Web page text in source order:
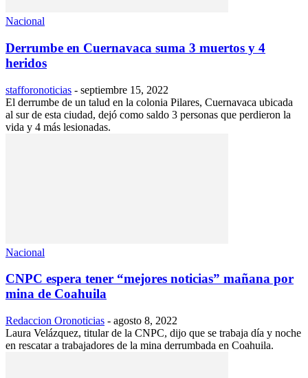
Nacional
Derrumbe en Cuernavaca suma 3 muertos y 4
heridos
stafforonoticias - septiembre 15, 2022
El derrumbe de un talud en la colonia Pilares, Cuernavaca ubicada
al sur de esta ciudad, dejó como saldo 3 personas que perdieron la
vida y 4 más lesionadas.
Nacional
CNPC espera tener “mejores noticias” mañana por
mina de Coahuila
Redaccion Oronoticias - agosto 8, 2022
Laura Velázquez, titular de la CNPC, dijo que se trabaja día y noche
en rescatar a trabajadores de la mina derrumbada en Coahuila.